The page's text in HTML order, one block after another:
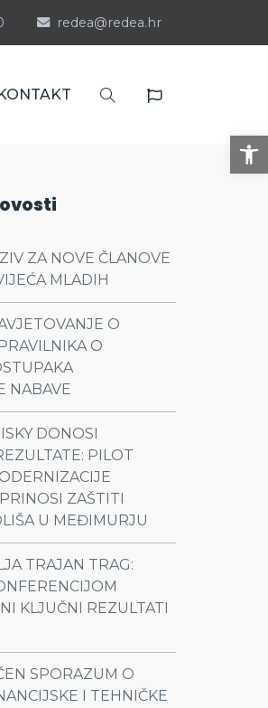
redea@redea.hr
ZA NOVE ČLANOVE
MLADIH
O
O
NABAVE
DONOSI
PILOT
ZAŠTITI
U MEĐIMURJU
TRAJAN TRAG:
KLJUČNI REZULTATI
SPORAZUM O
I TEHNIČKE